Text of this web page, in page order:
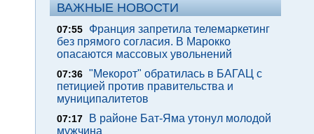
ВАЖНЫЕ НОВОСТИ
07:55
Франция запретила телемаркетинг
без прямого согласия. В Марокко
опасаются массовых увольнений
07:36 "Мекорот" обратилась в БАГАЦ с
петицией против правительства и
муниципалитетов
07:17
В районе Бат-Яма утонул молодой
мужчина